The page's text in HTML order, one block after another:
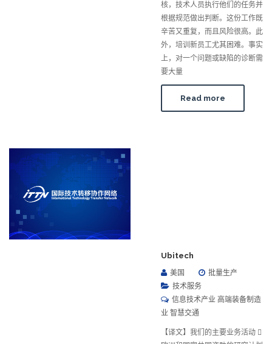
核，技术人员执行他们的任务并
根据规范做出判断。这份工作既
辛苦又重复，而且风险很高。此
外，培训新员工尤其困难。事实
上，对一个问题或缺陷的诊断需
要大量
Read more
Ubitech
美国
批量生产
技术服务
信息技术产业 高端装备制造
业 智慧交通
【译文】我们的主要业务活动 